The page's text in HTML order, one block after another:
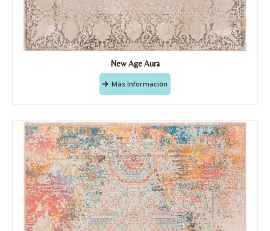
New Age Aura
Más Información